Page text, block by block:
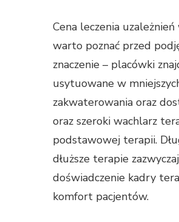
Cena leczenia
warto poznać przed
znaczenie – placówki
usytuowane w
zakwaterowania oraz
oraz szeroki wachlarz
podstawowej terapii.
dłuższe terapie
doświadczenie kadry
komfort pacjentów.